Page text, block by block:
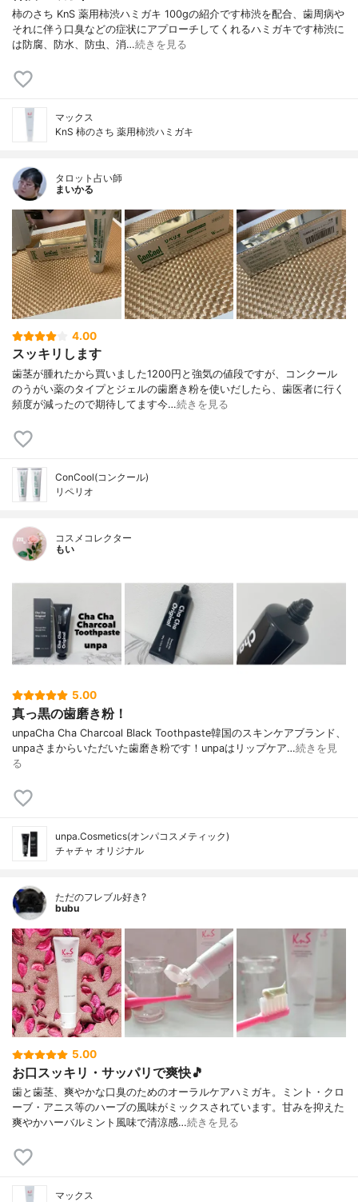
柿のさち KnS 薬用柿渋ハミガキ 100gの紹介です柿渋を配合、歯周病や
それに伴う口臭などの症状にアプローチしてくれるハミガキです柿渋に
は防腐、防水、防虫、消…続きを見る
マックス
KnS 柿のさち 薬用柿渋ハミガキ
タロット占い師
まいかる
4.00
スッキリします
歯茎が腫れたから買いました1200円と強気の値段ですが、コンクール
のうがい薬のタイプとジェルの歯磨き粉を使いだしたら、歯医者に行く
頻度が減ったので期待してます今…続きを見る
ConCool(コンクール)
リペリオ
コスメコレクター
もい
5.00
真っ黒の歯磨き粉！
unpaCha Cha Charcoal Black Toothpaste韓国のスキンケアブランド、
unpaさまからいただいた歯磨き粉です！unpaはリップケア…続きを見
る
unpa.Cosmetics(オンパコスメティック)
チャチャ オリジナル
ただのフレブル好き?
bubu
5.00
お口スッキリ・サッパリで爽快🎵
歯と歯茎、爽やかな口臭のためのオーラルケアハミガキ。ミント・クロ
ーブ・アニス等のハーブの風味がミックスされています。甘みを抑えた
爽やかハーバルミント風味で清涼感…続きを見る
マックス